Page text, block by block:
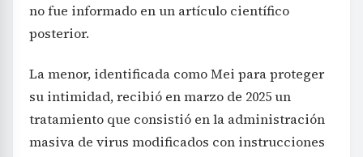
no fue informado en un artículo científico
posterior.
La menor, identificada como Mei para proteger
su intimidad, recibió en marzo de 2025 un
tratamiento que consistió en la administración
masiva de virus modificados con instrucciones